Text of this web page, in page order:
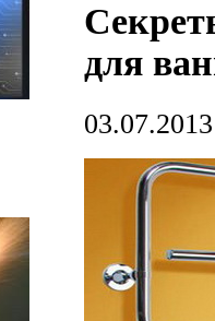
для
03.07.2013